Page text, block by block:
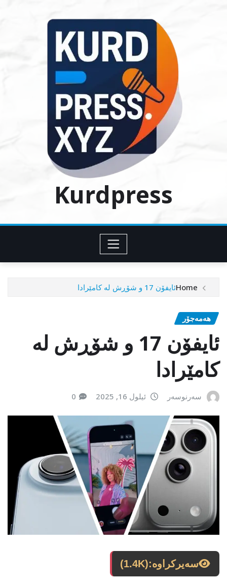
Kurdpress
Homeئایفۆن 17 و شۆڕش لە کامێرادا
هەمەجۆر
ئایفۆن 17 و شۆڕش لە
کامێرادا
سەرنوسەر ئیلول 16, 2025 0
سەیرکراوە:(1.4K)